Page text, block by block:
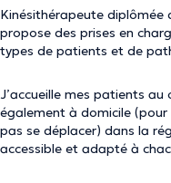
Kinésithérapeute diplômée
propose des prises en
types de patients et de
J’accueille mes patients
également à domicile
pas se déplacer) dans la
accessible et adapté à